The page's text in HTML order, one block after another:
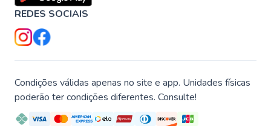
REDES SOCIAIS
Condições válidas apenas no site e app. Unidades físicas
poderão ter condições diferentes. Consulte!